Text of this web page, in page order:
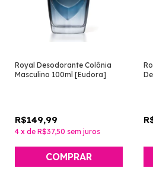
Royal Desodorante Colônia
Masculino 100ml [Eudora]
R$149,99
4 x de R$37,50 sem juros